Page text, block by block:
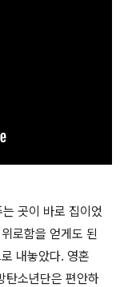
곳이 바로 집이었
로함을 얻게도 된
내놓았다. 영혼
탄소년단은 편안하